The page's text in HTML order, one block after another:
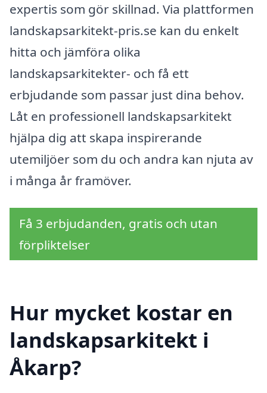
expertis som gör skillnad. Via plattformen
landskapsarkitekt-pris.se kan du enkelt
hitta och jämföra olika
landskapsarkitekter- och få ett
erbjudande som passar just dina behov.
Låt en professionell landskapsarkitekt
hjälpa dig att skapa inspirerande
utemiljöer som du och andra kan njuta av
i många år framöver.
Få 3 erbjudanden, gratis och utan
förpliktelser
Hur mycket kostar en
landskapsarkitekt i
Åkarp?